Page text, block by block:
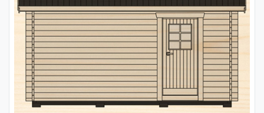
sätt anpassa alla placeringar helt efter eget huvud.